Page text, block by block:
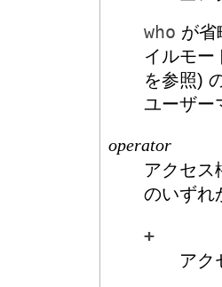
who が
イルモ
を参照)
ユーザー
operator
アクセス
のいずれ
+
アク